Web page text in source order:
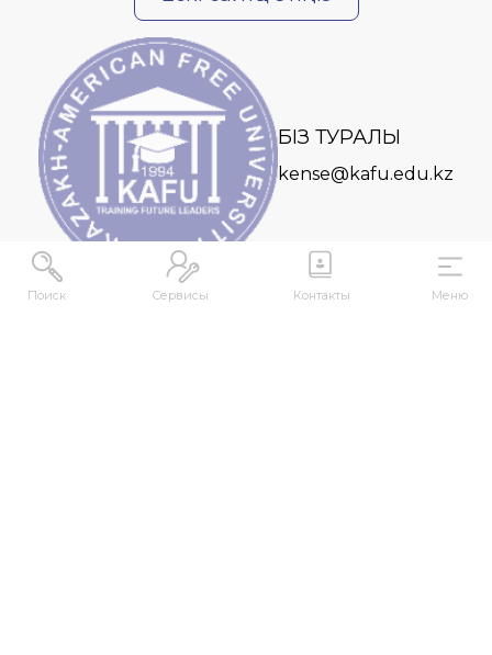
Поиск Сервисы Контакты Меню
БІЗ ТУРАЛЫ
kense@kafu.edu.kz